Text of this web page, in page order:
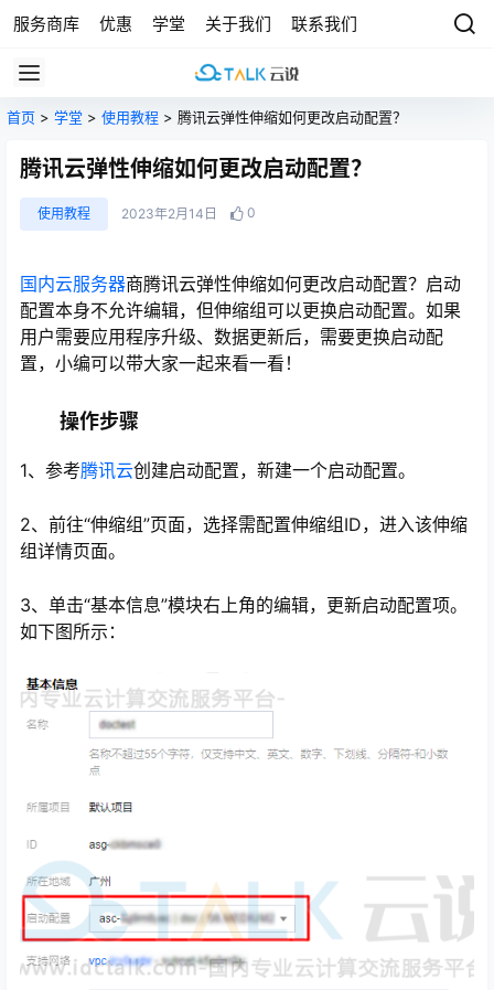
服务商库 优惠 学堂 关于我们 联系我们
首页 > 学堂 > 使用教程 > 腾讯云弹性伸缩如何更改启动配置？
腾讯云弹性伸缩如何更改启动配置？
使用教程 2023年2月14日 0
国内云服务器商腾讯云弹性伸缩如何更改启动配置？启动
配置本身不允许编辑，但伸缩组可以更换启动配置。如果
用户需要应用程序升级、数据更新后，需要更换启动配
置，小编可以带大家一起来看一看！
操作步骤
1、参考腾讯云创建启动配置，新建一个启动配置。
2、前往“伸缩组”页面，选择需配置伸缩组ID，进入该伸缩
组详情页面。
3、单击“基本信息”模块右上角的编辑，更新启动配置项。
如下图所示：